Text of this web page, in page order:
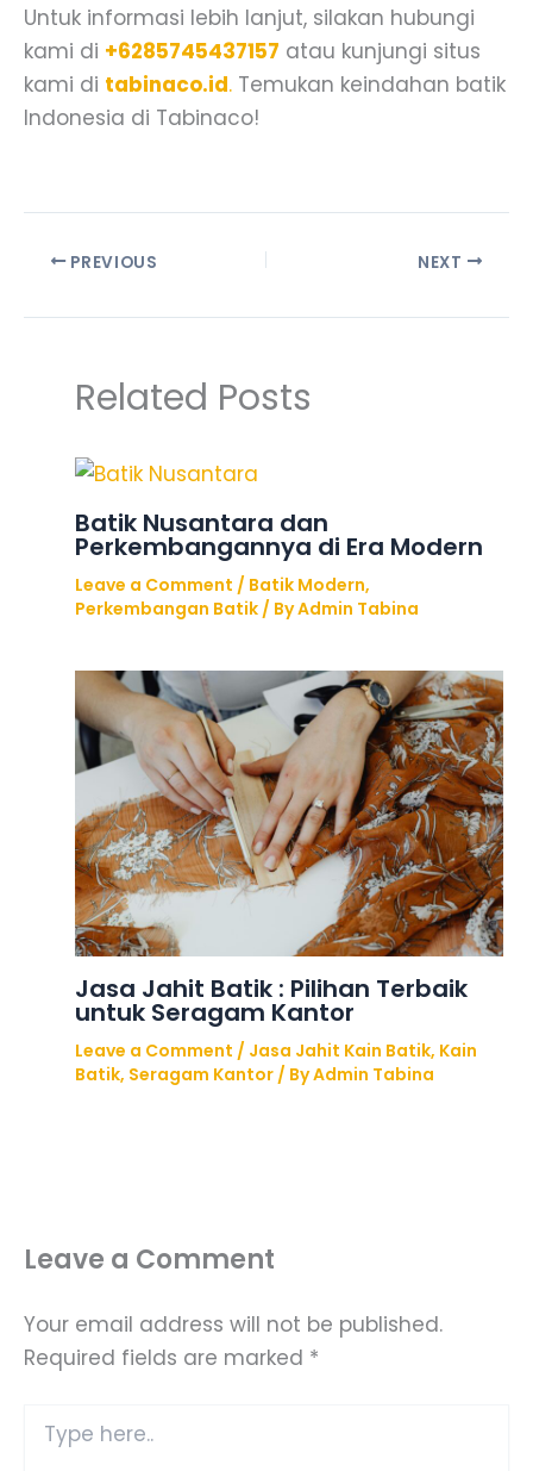
Untuk informasi lebih lanjut, silakan hubungi
kami di +6285745437157 atau kunjungi situs
kami di tabinaco.id. Temukan keindahan batik
Indonesia di Tabinaco!
PREVIOUS NEXT
Related Posts
Batik Nusantara dan
Perkembangannya di Era Modern
Leave a Comment / Batik Modern,
Perkembangan Batik/ ByAdmin Tabina
Jasa Jahit Batik : Pilihan Terbaik
untuk Seragam Kantor
Leave a Comment / Jasa Jahit Kain Batik, Kain
Batik, Seragam Kantor/ ByAdmin Tabina
Leave a Comment
Your email address will not be published.
Required fields are marked *
here..